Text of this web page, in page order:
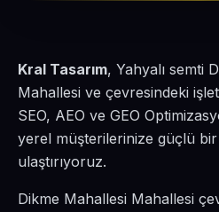
Kral Tasarım, Yahyalı semti
Mahallesi ve çevresindeki
SEO, AEO ve GEO
yerel müşterilerinize güçlü
ulaştırıyoruz.
Dikme Mahallesi Mahallesi